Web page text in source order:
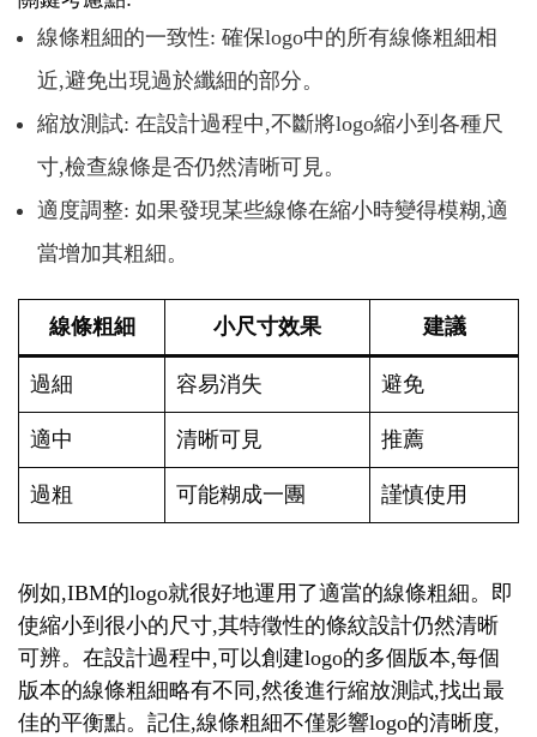
線條粗細的一致性: 確保logo中的所有線條粗細相
近,避免出現過於纖細的部分。
縮放測試: 在設計過程中,不斷將logo縮小到各種尺
寸,檢查線條是否仍然清晰可見。
適度調整: 如果發現某些線條在縮小時變得模糊,適
當增加其粗細。
線條粗細 小尺寸效果 建議
過細 容易消失 避免
適中 清晰可見 推薦
過粗 可能糊成一團 謹慎使用
例如,IBM的logo就很好地運用了適當的線條粗細。即
使縮小到很小的尺寸,其特徵性的條紋設計仍然清晰
可辨。在設計過程中,可以創建logo的多個版本,每個
版本的線條粗細略有不同,然後進行縮放測試,找出最
佳的平衡點。記住,線條粗細不僅影響logo的清晰度,